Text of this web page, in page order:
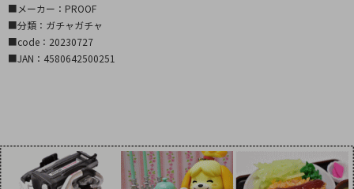
■メーカー：PROOF
■分類：ガチャガチャ
■code：20230727
■JAN：4580642500251